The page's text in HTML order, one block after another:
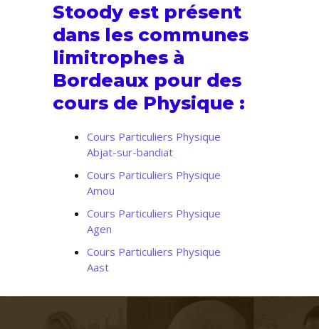
Stoody est présent
dans les communes
limitrophes à
Bordeaux pour des
cours de Physique :
Cours Particuliers Physique
Abjat-sur-bandiat
Cours Particuliers Physique
Amou
Cours Particuliers Physique
Agen
Cours Particuliers Physique
Aast